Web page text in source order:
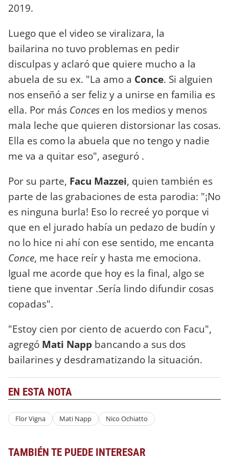
2019.
Luego que el video se viralizara, la
bailarina no tuvo problemas en pedir
disculpas y aclaró que quiere mucho a la
abuela de su ex. "La amo a Conce. Si alguien
nos enseñó a ser feliz y a unirse en familia es
ella. Por más Conces en los medios y menos
mala leche que quieren distorsionar las cosas.
Ella es como la abuela que no tengo y nadie
me va a quitar eso", aseguró .
Por su parte, Facu Mazzei, quien también es
parte de las grabaciones de esta parodia: "¡No
es ninguna burla! Eso lo recreé yo porque vi
que en el jurado había un pedazo de budín y
no lo hice ni ahí con ese sentido, me encanta
Conce, me hace reír y hasta me emociona.
Igual me acorde que hoy es la final, algo se
tiene que inventar .Sería lindo difundir cosas
copadas".
"Estoy cien por ciento de acuerdo con Facu",
agregó Mati Napp bancando a sus dos
bailarines y desdramatizando la situación.
EN ESTA NOTA
Flor Vigna Mati Napp Nico Ochiatto
TAMBIÉN TE PUEDE INTERESAR